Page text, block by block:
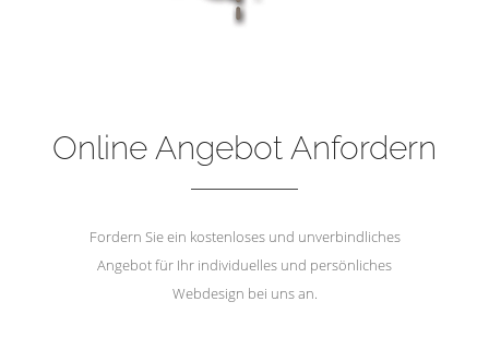
Online Angebot Anfordern
Fordern Sie ein kostenloses und unverbindliches
Angebot für Ihr individuelles und persönliches
Webdesign bei uns an.